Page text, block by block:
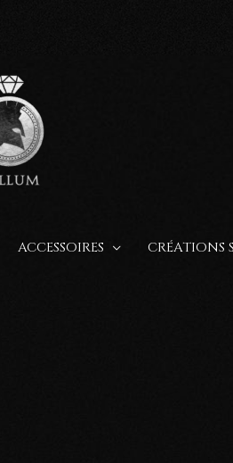
ACCESSOIRES CRÉATIONS